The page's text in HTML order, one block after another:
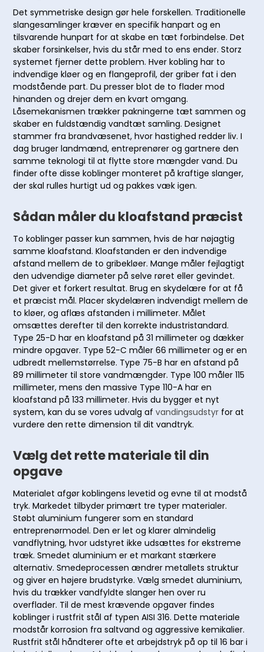
Det symmetriske design gør hele forskellen. Traditionelle
slangesamlinger kræver en specifik hanpart og en
tilsvarende hunpart for at skabe en tæt forbindelse. Det
skaber forsinkelser, hvis du står med to ens ender. Storz
systemet fjerner dette problem. Hver kobling har to
indvendige kløer og en flangeprofil, der griber fat i den
modstående part. Du presser blot de to flader mod
hinanden og drejer dem en kvart omgang.
Låsemekanismen trækker pakningerne tæt sammen og
skaber en fuldstændig vandtæt samling. Designet
stammer fra brandvæsenet, hvor hastighed redder liv. I
dag bruger landmænd, entreprenører og gartnere den
samme teknologi til at flytte store mængder vand. Du
finder ofte disse koblinger monteret på kraftige slanger,
der skal rulles hurtigt ud og pakkes væk igen.
Sådan måler du kloafstand præcist
To koblinger passer kun sammen, hvis de har nøjagtig
samme kloafstand. Kloafstanden er den indvendige
afstand mellem de to gribekløer. Mange måler fejlagtigt
den udvendige diameter på selve røret eller gevindet.
Det giver et forkert resultat. Brug en skydelære for at få
et præcist mål. Placer skydelæren indvendigt mellem de
to kløer, og aflæs afstanden i millimeter. Målet
omsættes derefter til den korrekte industristandard.
Type 25-D har en kloafstand på 31 millimeter og dækker
mindre opgaver. Type 52-C måler 66 millimeter og er en
udbredt mellemstørrelse. Type 75-B har en afstand på
89 millimeter til store vandmængder. Type 100 måler 115
millimeter, mens den massive Type 110-A har en
kloafstand på 133 millimeter. Hvis du bygger et nyt
system, kan du se vores udvalg afvandingsudstyr for at
vurdere den rette dimension til dit vandtryk.
Vælg det rette materiale til din
opgave
Materialet afgør koblingens levetid og evne til at modstå
tryk. Markedet tilbyder primært tre typer materialer.
Støbt aluminium fungerer som en standard
entreprenørmodel. Den er let og klarer almindelig
vandflytning, hvor udstyret ikke udsættes for ekstreme
træk. Smedet aluminium er et markant stærkere
alternativ. Smedeprocessen ændrer metallets struktur
og giver en højere brudstyrke. Vælg smedet aluminium,
hvis du trækker vandfyldte slanger hen over ru
overflader. Til de mest krævende opgaver findes
koblinger i rustfrit stål af typen AISI 316. Dette materiale
modstår korrosion fra saltvand og aggressive kemikalier.
Rustfrit stål håndterer ofte et arbejdstryk på op til 16 bar i